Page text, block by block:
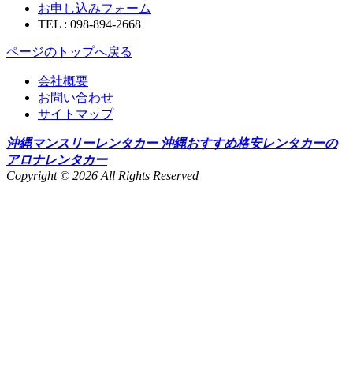
お申し込みフォーム
TEL : 098-894-2668
ページのトップへ戻る
会社概要
お問い合わせ
サイトマップ
沖縄マンスリーレンタカー 沖縄おすすめ格安レンタカーの
アロナレンタカー
Copyright © 2026 All Rights Reserved